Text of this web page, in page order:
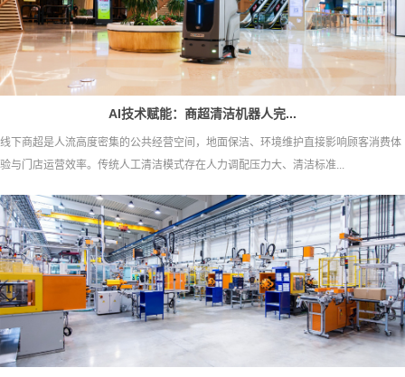
AI技术赋能：商超清洁机器人完...
线下商超是人流高度密集的公共经营空间，地面保洁、环境维护直接影响顾客消费体
验与门店运营效率。传统人工清洁模式存在人力调配压力大、清洁标准...